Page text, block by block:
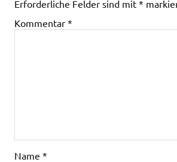
Erforderliche Felder sind mit *
Kommentar *
Name *